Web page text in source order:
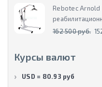
Rebotec Arnold
162 500 руб.
Курсы валют
USD = 80.93 руб